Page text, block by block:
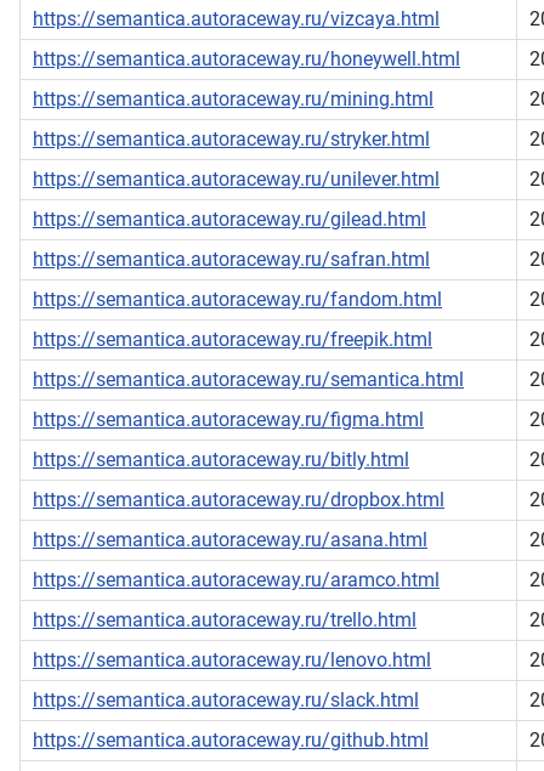
https://semantica.autoraceway.ru/vizcaya.html
https://semantica.autoraceway.ru/honeywell.html
https://semantica.autoraceway.ru/mining.html
https://semantica.autoraceway.ru/stryker.html
https://semantica.autoraceway.ru/unilever.html
https://semantica.autoraceway.ru/gilead.html
https://semantica.autoraceway.ru/safran.html
https://semantica.autoraceway.ru/fandom.html
https://semantica.autoraceway.ru/freepik.html
https://semantica.autoraceway.ru/semantica.html
https://semantica.autoraceway.ru/figma.html
https://semantica.autoraceway.ru/bitly.html
https://semantica.autoraceway.ru/dropbox.html
https://semantica.autoraceway.ru/asana.html
https://semantica.autoraceway.ru/aramco.html
https://semantica.autoraceway.ru/trello.html
https://semantica.autoraceway.ru/lenovo.html
https://semantica.autoraceway.ru/slack.html
https://semantica.autoraceway.ru/github.html